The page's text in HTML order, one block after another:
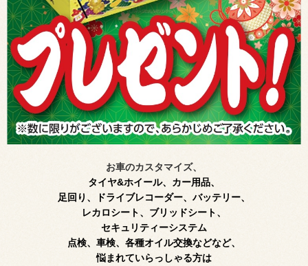
お車のカスタマイズ、
タイヤ&ホイール、カー用品、
足回り、ドライブレコーダー、バッテリー、
レカロシート、ブリッドシート、
セキュリティーシステム
点検、車検、各種オイル交換などなど、
悩まれていらっしゃる方は